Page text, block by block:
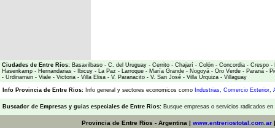
Ciudades de Entre Ríos: Basavilbaso - C. del Uruguay - Cerrito - Chajarí - Colón - Concordia - Crespo -
Hasenkamp - Hernandarias - Ibicuy - La Paz - Larroque - María Grande - Nogoyá - Oro Verde - Paraná -
- Urdinarrain - Viale - Victoria - Villa Elisa - V. Paranacito - V. San José - Villa Urquiza - Villaguay
Info Provincia de Entre Rios: Info general y sectores economicos como Industrias, Comercio Exterior,
Buscador de Empresas y guias especiales de Entre Rios: Busque empresas o servicios radicados
Provincia de Entre Rios - Argentina | www.entreriostotal.com.ar